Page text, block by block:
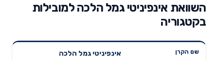
השוואת אינפיניטי גמל הלכה למובילות
בקטגוריה
תשואה
אינפיניטי גמל הלכה